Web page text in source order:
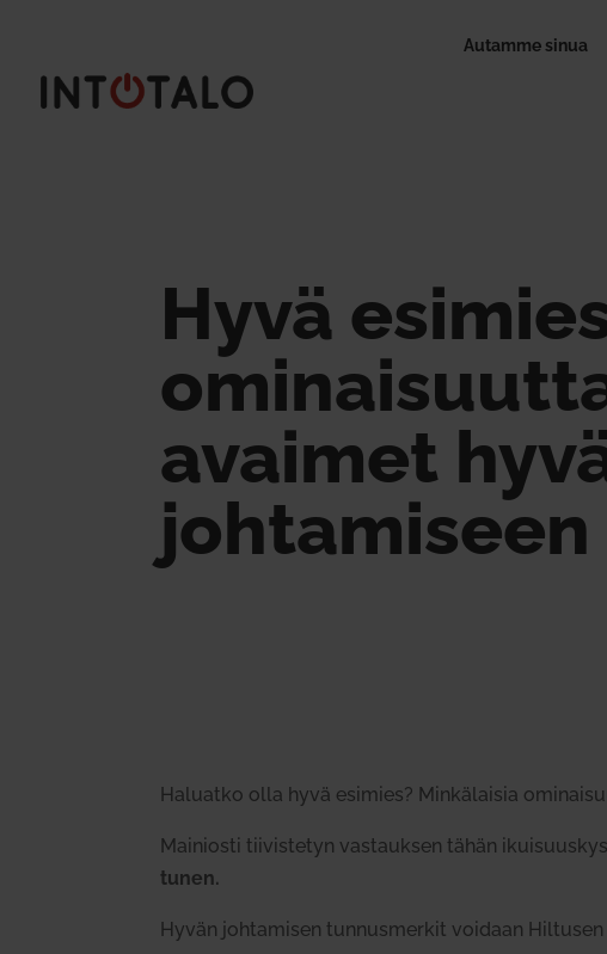
Autamme sinua
Hyvä
avaimet
joh­ta­miseen
Haluatko olla hyvä esimies? Min­kä­laisia
Mai­niosti tii­vis­tetyn vas­tauksen tähän
tunen.
Hyvän joh­ta­misen tun­nus­merkit voidaan